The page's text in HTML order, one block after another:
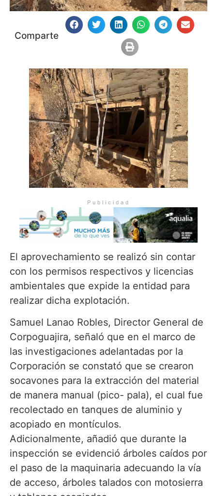
Comparte
Publicidad
El aprovechamiento se realizó sin contar
con los permisos respectivos y licencias
ambientales que expide la entidad para
realizar dicha explotación.
Samuel Lanao Robles, Director General de
Corpoguajira, señaló que en el marco de
las investigaciones adelantadas por la
Corporación se constató que se crearon
socavones para la extracción del material
de manera manual (pico- pala), el cual fue
recolectado en tanques de aluminio y
acopiado en montículos.
Adicionalmente, añadió que durante la
inspección se evidenció árboles caídos por
el paso de la maquinaria adecuando la vía
de acceso, árboles talados con motosierra